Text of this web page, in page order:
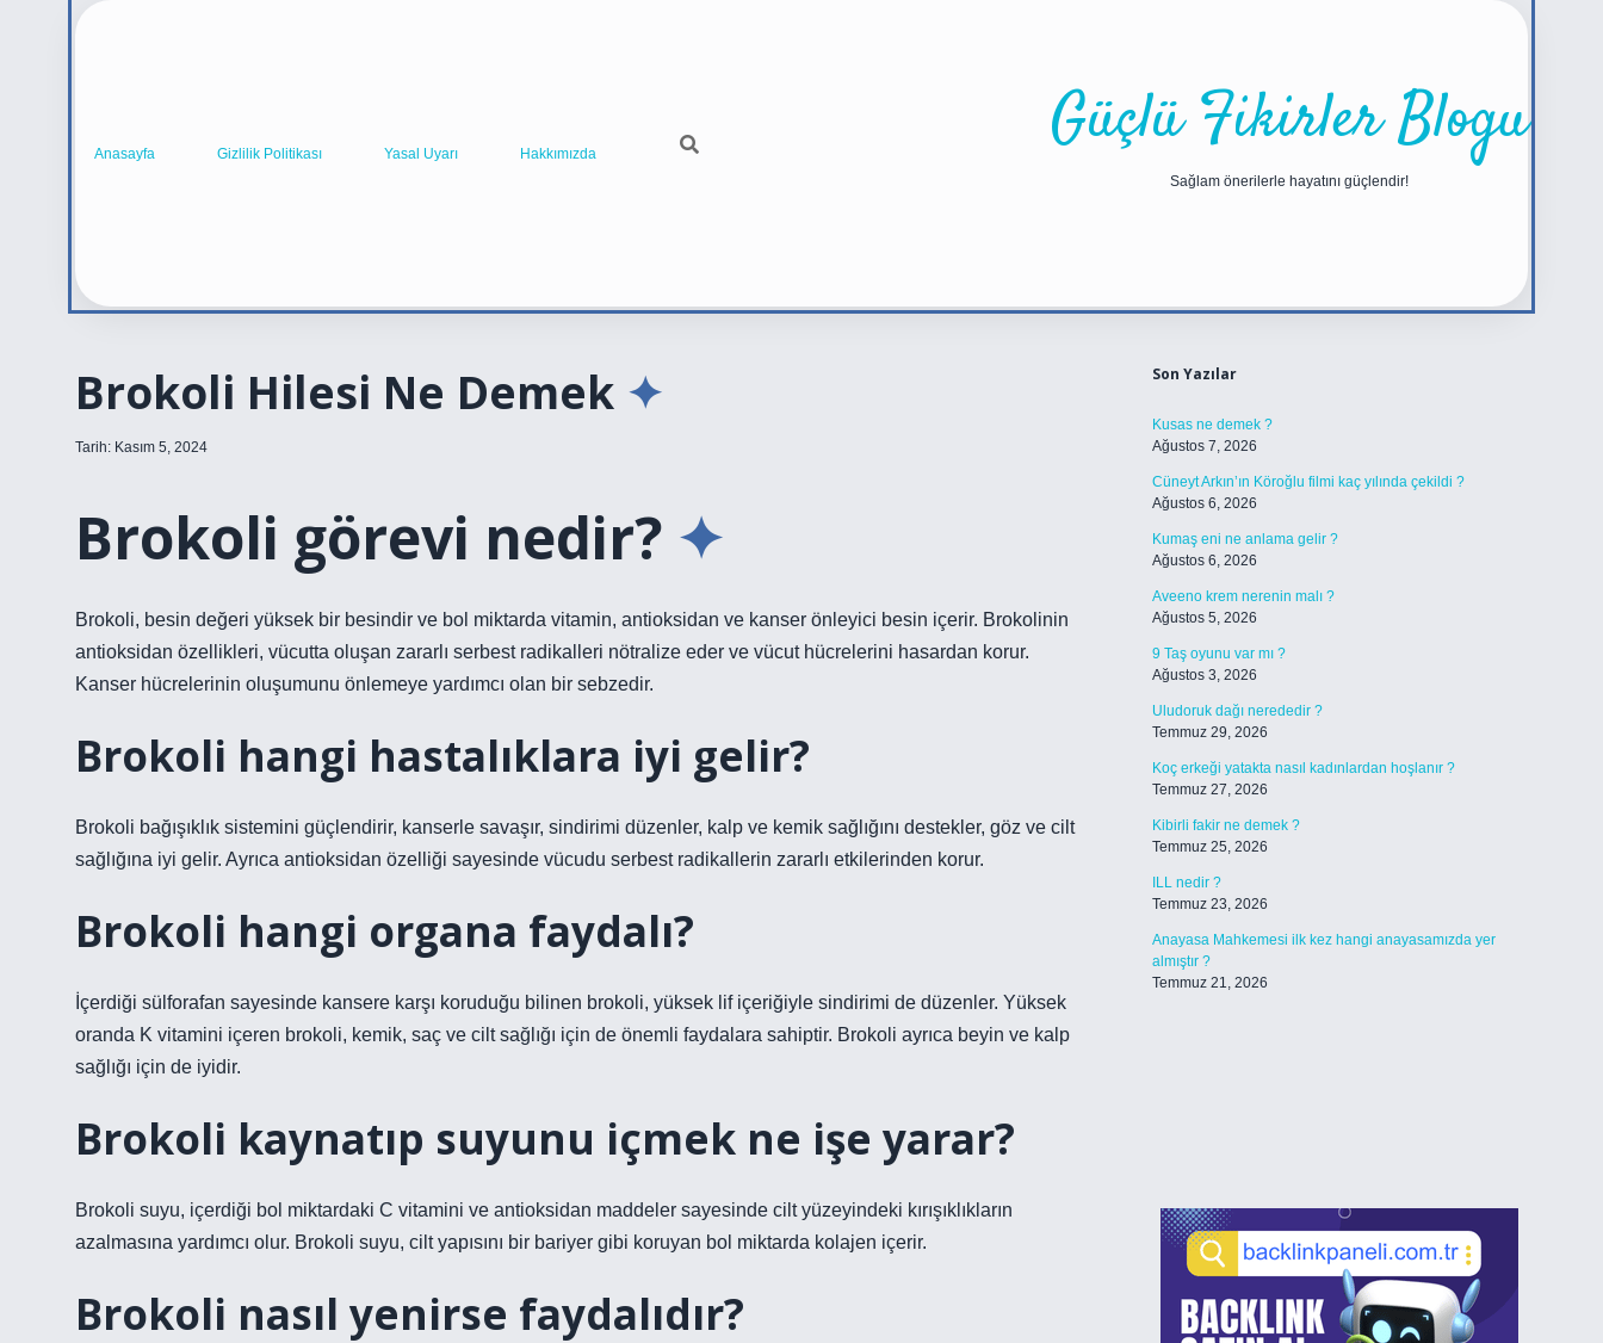
Anasayfa Gizlilik Politikası Yasal Uyarı Hakkımızda Güçlü Fikirler Blogu
Sağlam önerilerle hayatını güçlendir!
Brokoli Hilesi Ne Demek
Tarih: Kasım 5, 2024
Brokoli görevi nedir?
Brokoli, besin değeri yüksek bir besindir ve bol miktarda vitamin, antioksidan ve kanser önleyici besin içerir. Brokolinin
antioksidan özellikleri, vücutta oluşan zararlı serbest radikalleri nötralize eder ve vücut hücrelerini hasardan korur.
Kanser hücrelerinin oluşumunu önlemeye yardımcı olan bir sebzedir.
Brokoli hangi hastalıklara iyi gelir?
Brokoli bağışıklık sistemini güçlendirir, kanserle savaşır, sindirimi düzenler, kalp ve kemik sağlığını destekler, göz ve cilt
sağlığına iyi gelir. Ayrıca antioksidan özelliği sayesinde vücudu serbest radikallerin zararlı etkilerinden korur.
Brokoli hangi organa faydalı?
İçerdiği sülforafan sayesinde kansere karşı koruduğu bilinen brokoli, yüksek lif içeriğiyle sindirimi de düzenler. Yüksek
oranda K vitamini içeren brokoli, kemik, saç ve cilt sağlığı için de önemli faydalara sahiptir. Brokoli ayrıca beyin ve kalp
sağlığı için de iyidir.
Brokoli kaynatıp suyunu içmek ne işe yarar?
Brokoli suyu, içerdiği bol miktardaki C vitamini ve antioksidan maddeler sayesinde cilt yüzeyindeki kırışıklıkların
azalmasına yardımcı olur. Brokoli suyu, cilt yapısını bir bariyer gibi koruyan bol miktarda kolajen içerir.
Brokoli nasıl yenirse faydalıdır?
Son Yazılar
Kusas ne demek ?
Ağustos 7, 2026
Cüneyt Arkın’ın Köroğlu filmi kaç yılında çekildi ?
Ağustos 6, 2026
Kumaş eni ne anlama gelir ?
Ağustos 6, 2026
Aveeno krem nerenin malı ?
Ağustos 5, 2026
9 Taş oyunu var mı ?
Ağustos 3, 2026
Uludoruk dağı nerededir ?
Temmuz 29, 2026
Koç erkeği yatakta nasıl kadınlardan hoşlanır ?
Temmuz 27, 2026
Kibirli fakir ne demek ?
Temmuz 25, 2026
ILL nedir ?
Temmuz 23, 2026
Anayasa Mahkemesi ilk kez hangi anayasamızda yer
almıştır ?
Temmuz 21, 2026